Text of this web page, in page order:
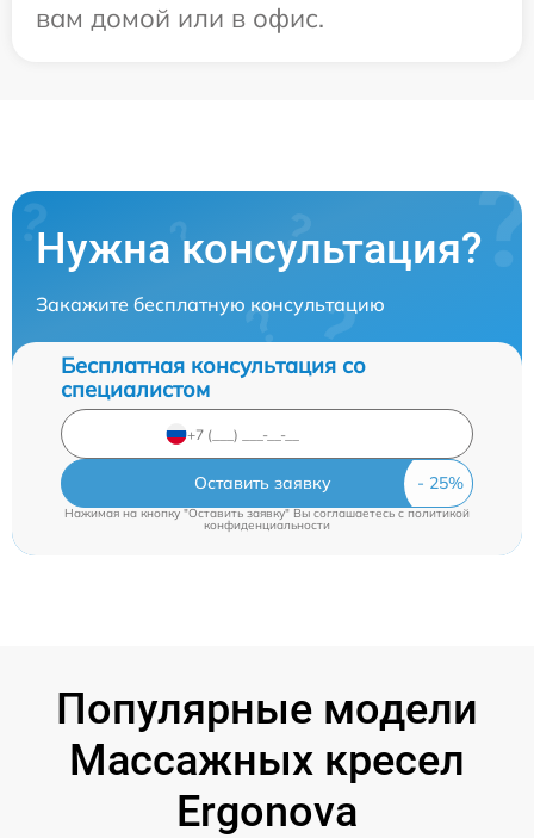
вам домой или в офис.
Нужна консультация?
Закажите бесплатную консультацию
Бесплатная консультация со
специалистом
Оставить заявку
Нажимая на кнопку "Оставить заявку" Вы соглашаетесь cполитикой
конфиденциальности
Популярные модели
Массажных кресел
Ergonova